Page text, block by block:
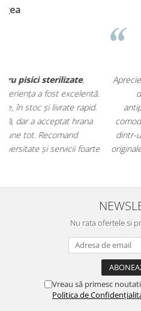
Apreciez foarte mult faptul că pe
doar hrană, ci și produse
antiparazitare, suplimente și
comod să pot comanda tot ce
dintr-un singur loc. Livrarea a
originale și în termen. Magazin
pentru orice
Nu rata ofertele si
Vreau să primesc
Politica de